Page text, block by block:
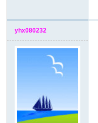
yhx080232